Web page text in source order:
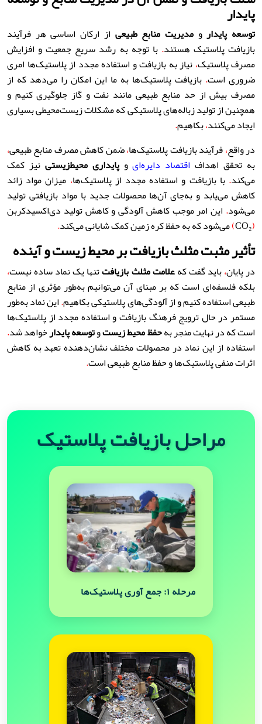
پایدار
توسعه پایدارومدیریت منابع طبیعی از ارکان اساسی هر فرآیند
بازیافت پلاستیک هستند. با توجه به رشد سریع جمعیت و افزایش
مصرف پلاستیک،نیاز به بازیافت و استفاده مجدد از پلاستیک‌ها امری
ضروری است. بازیافت پلاستیک‌ها به ما این امکان را می‌دهد که از
مصرف بیش از حد منابع طبیعی مانند نفت و گاز جلوگیری کنیم و
همچنین از تولید زباله‌های پلاستیکی که مشکلات زیست‌محیطی بسیاری
ایجاد می‌کنند،بکاهیم.
در واقع،فرآیند بازیافت پلاستیک‌ها،ضمن کاهش مصرف منابع طبیعی،
به تحقق اهداف اقتصاد دایره‌ای وپایداری محیط‌زیستی نیز کمک
می‌کند. با بازیافت و استفاده مجدد از پلاستیک‌ها، میزان مواد زائد
کاهش می‌یابد و به‌جای آن‌ها محصولات جدید با مواد بازیافتی تولید
می‌شود. این امر موجب کاهش آلودگی و کاهش تولید دی‌اکسیدکربن
(
CO₂
)می‌شود که به حفظ کره زمین کمک شایانی می‌کند.
تأثیر مثبت مثلث بازیافت بر محیط زیست و آینده
در پایان،باید گفت کهعلامت مثلث بازیافتتنها یک نماد ساده نیست،
بلکه فلسفه‌ای است که بر مبنای آن می‌توانیم به‌طور مؤثری از منابع
طبیعی استفاده کنیم و از آلودگی‌های پلاستیکی بکاهیم.این نماد به‌طور
مستمر در حال ترویج فرهنگ بازیافت و استفاده مجدد از پلاستیک‌ها
است که در نهایت منجر بهحفظ محیط زیستوتوسعه پایدارخواهد شد.
استفاده از این نماد در محصولات مختلف نشان‌دهنده تعهد به کاهش
اثرات منفی پلاستیک‌ها و حفظ منابع طبیعی است.
مراحل بازیافت پلاستیک
مرحله ۱: جمع آوری پلاستیک‌ها